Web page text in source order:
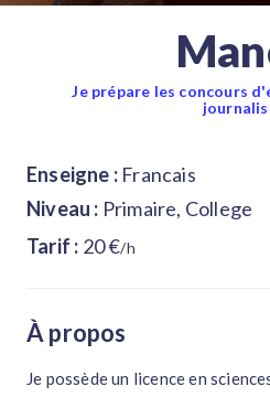
Je prépare les concours
Enseigne : Francais
Niveau : Primaire, College
Tarif : 20 €/h
À propos
Je possède un licence en